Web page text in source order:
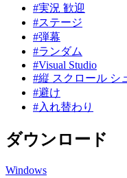
#実況 歓迎
#ステージ
#弾幕
#ランダム
#Visual Studio
#縦 スクロール シ
#避け
#入れ替わり
ダウンロード
Windows